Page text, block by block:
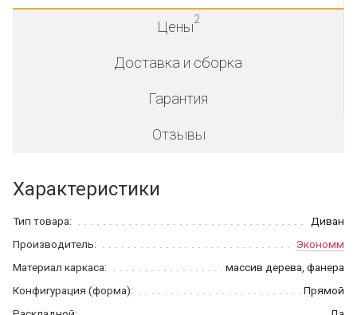
Цены2
Доставка и сборка
Гарантия
Отзывы
Характеристики
Тип товара:
Диван
Производитель:
Экономм
Материал каркаса:
массив дерева, фанера
Конфигурация (форма):
Прямой